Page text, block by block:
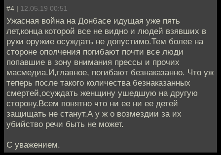
#4 | 12.05.19 00:51
Ужасная война на Донбасе идущая уже пять
лет,конца которой все не видно и людей взявших в
руки оружие осуждать не допустимо.Тем более на
стороне ополчения погибают почти все люди
попавшие в зону внимания прессы и прочих
масмедиа.И,главное, погибают безнаказанно. Что уж
теперь после такого количества безнаказанных
смертей,осуждать женщину ушедшую на другую
сторону.Всем понятно что ни ее ни ее детей
защищать не станут.А у ж о возмездии за их
убийство речи быть не может.
С уважением.